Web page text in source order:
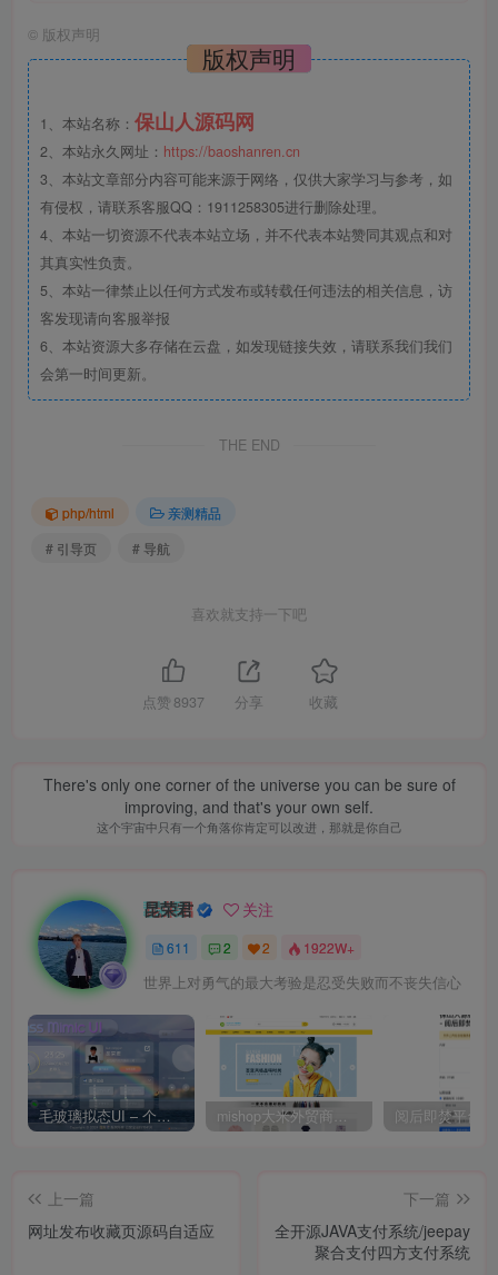
© 版权声明
版权声明
1、本站名称： 保山人源码网
2、本站永久网址： https://baoshanren.cn
3、本站文章部分内容可能来源于网络，仅供大家学习与参考，如
有侵权，请联系客服QQ：1911258305进行删除处理。
4、本站一切资源不代表本站立场，并不代表本站赞同其观点和对
其真实性负责。
5、本站一律禁止以任何方式发布或转载任何违法的相关信息，访
客发现请向客服举报
6、本站资源大多存储在云盘，如发现链接失效，请联系我们我们
会第一时间更新。
THE END
php/html
亲测精品
# 引导页
# 导航
喜欢就支持一下吧
点赞 8937 分享 收藏
There's only one corner of the universe you can be sure of
improving, and that's your own self.
这个宇宙中只有一个角落你肯定可以改进，那就是你自己
昆荣君 关注
611 2 2 1922W+
世界上对勇气的最大考验是忍受失败而不丧失信心
毛玻璃拟态UI – 个人主页（开源版） mishop大米外贸商城系统133种语言版本
上一篇
网址发布收藏页源码自适应
下一篇
全开源JAVA支付系统/jeepay
聚合支付四方支付系统